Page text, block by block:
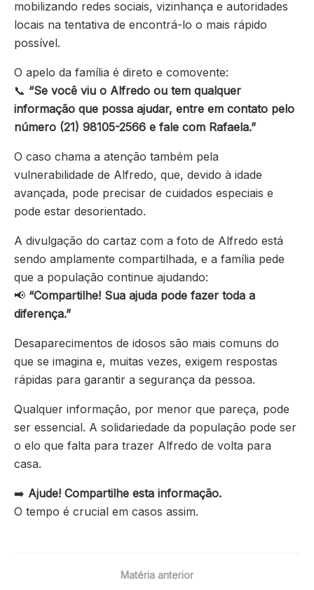
mobilizando redes sociais, vizinhança e autoridades
locais na tentativa de encontrá-lo o mais rápido
possível.
O apelo da família é direto e comovente:
📞 “Se você viu o Alfredo ou tem qualquer
informação que possa ajudar, entre em contato pelo
número (21) 98105-2566 e fale com Rafaela.”
O caso chama a atenção também pela
vulnerabilidade de Alfredo, que, devido à idade
avançada, pode precisar de cuidados especiais e
pode estar desorientado.
A divulgação do cartaz com a foto de Alfredo está
sendo amplamente compartilhada, e a família pede
que a população continue ajudando:
📢 “Compartilhe! Sua ajuda pode fazer toda a
diferença.”
Desaparecimentos de idosos são mais comuns do
que se imagina e, muitas vezes, exigem respostas
rápidas para garantir a segurança da pessoa.
Qualquer informação, por menor que pareça, pode
ser essencial. A solidariedade da população pode ser
o elo que falta para trazer Alfredo de volta para
casa.
➡️ Ajude! Compartilhe esta informação.
O tempo é crucial em casos assim.
Matéria anterior